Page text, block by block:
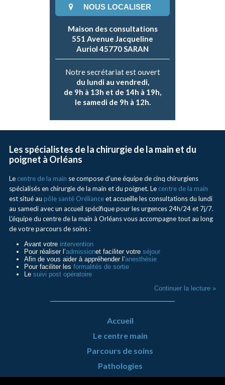
NOUS LOCALISER
Maison des consultations
551 Avenue Jacqueline
Auriol 45770 SARAN
Notre secrétariat est ouvert
du lundi au vendredi,
de 9h à 13h et de 14h à 19h,
le samedi de 9h à 12h.
Les spécialistes de la chirurgie de la main et du
poignet à Orléans
Le centre de la main se compose d’une équipe de cinq chirurgiens
spécialisés en chirurgie de la main et du poignet. Le centre de la main
est situé au pôle santé Orélianceet accueille les consultations du lundi
au samedi avec un accueil spécifique pour les urgences 24h/24 et 7j/7.
L’équipe du centre de la main à Orléans vous accompagne tout au long
de votre parcours de soins :
Avant votre intervention
Pour réaliser l’admissionet faciliter votre séjour
Afin de vous aider à appréhender l’anesthésie
Pour faciliter les formalités de sortie
Le suivi post opératoire
Continuer la lecture »
Accueil
Le centre main
Parcours de soins
Pathologies